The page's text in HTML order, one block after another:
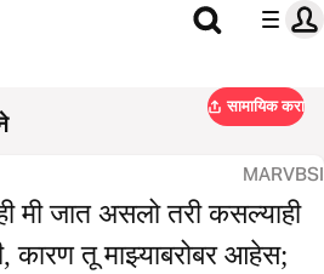
सामायिक करा
MARVBSI
मी जात असलो तरी कसल्याही
कारण तू माझ्याबरोबर आहेस;